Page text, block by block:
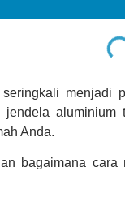
menjadi
Anda.
bagaimana